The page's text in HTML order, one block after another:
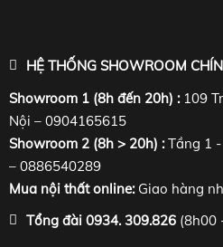
HỆ THỐNG SHOWROOM
Showroom 1 (8h đến 20h) : 109
Nội – 0904165615
Showroom 2 (8h > 20h) :Tầng 1 -
– 0886540289
Mua nội thất online:Giao hàng
Tổng đài 0934. 309.826 (8h00